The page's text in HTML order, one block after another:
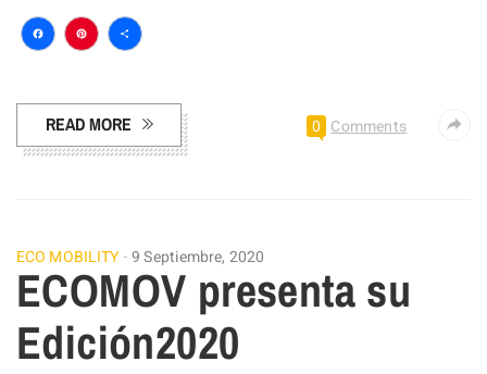
Facebook
Pinterest
Compartir
READ MORE 0 Comments
ECO MOBILITY 9 Septiembre, 2020
ECOMOV presenta su
Edición2020